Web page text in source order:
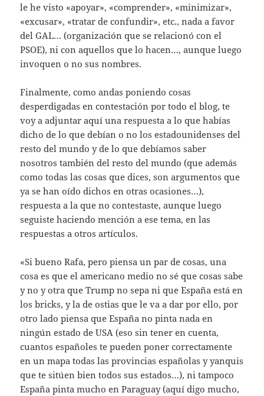
le he visto «apoyar», «comprender», «minimizar»,
«excusar», «tratar de confundir», etc., nada a favor
del GAL… (organización que se relacionó con el
PSOE), ni con aquellos que lo hacen…, aunque luego
invoquen o no sus nombres.
Finalmente, como andas poniendo cosas
desperdigadas en contestación por todo el blog, te
voy a adjuntar aquí una respuesta a lo que habías
dicho de lo que debían o no los estadounidenses del
resto del mundo y de lo que debíamos saber
nosotros también del resto del mundo (que además
como todas las cosas que dices, son argumentos que
ya se han oído dichos en otras ocasiones…),
respuesta a la que no contestaste, aunque luego
seguiste haciendo mención a ese tema, en las
respuestas a otros artículos.
«Si bueno Rafa, pero piensa un par de cosas, una
cosa es que el americano medio no sé que cosas sabe
y no y otra que Trump no sepa ni que España está en
los bricks, y la de ostias que le va a dar por ello, por
otro lado piensa que España no pinta nada en
ningún estado de USA (eso sin tener en cuenta,
cuantos españoles te pueden poner correctamente
en un mapa todas las provincias españolas y yanquis
que te sitúen bien todos sus estados…), ni tampoco
España pinta mucho en Paraguay (aquí digo mucho,